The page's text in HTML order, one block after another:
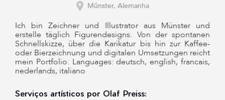
Münster, Alemanha
Ich bin Zeichner und Illustrator aus Münster und
erstelle täglich Figurendesigns. Von der spontanen
Schnellskizze, über die Karikatur bis hin zur Kaffee-
oder Bierzeichnung und digitalen Umsetzungen reicht
mein Portfolio. Languages: deutsch, english, francais,
nederlands, italiano
Serviços artísticos por Olaf Preiss: